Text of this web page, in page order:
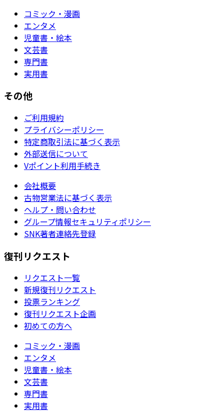
コミック・漫画
エンタメ
児童書・絵本
文芸書
専門書
実用書
その他
ご利用規約
プライバシーポリシー
特定商取引法に基づく表示
外部送信について
Vポイント利用手続き
会社概要
古物営業法に基づく表示
ヘルプ・問い合わせ
グループ情報セキュリティポリシー
SNK著者連絡先登録
復刊リクエスト
リクエスト一覧
新規復刊リクエスト
投票ランキング
復刊リクエスト企画
初めての方へ
コミック・漫画
エンタメ
児童書・絵本
文芸書
専門書
実用書